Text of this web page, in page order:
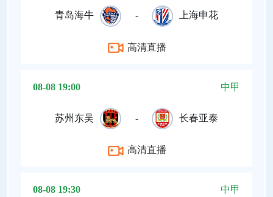
青岛海牛 - 上海申花
高清直播
08-08 19:00 中甲
苏州东吴 - 长春亚泰
高清直播
08-08 19:30 中甲